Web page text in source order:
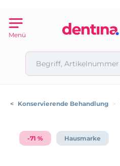
Menü
< Konservierende Behandlung >
-71 % Hausmarke